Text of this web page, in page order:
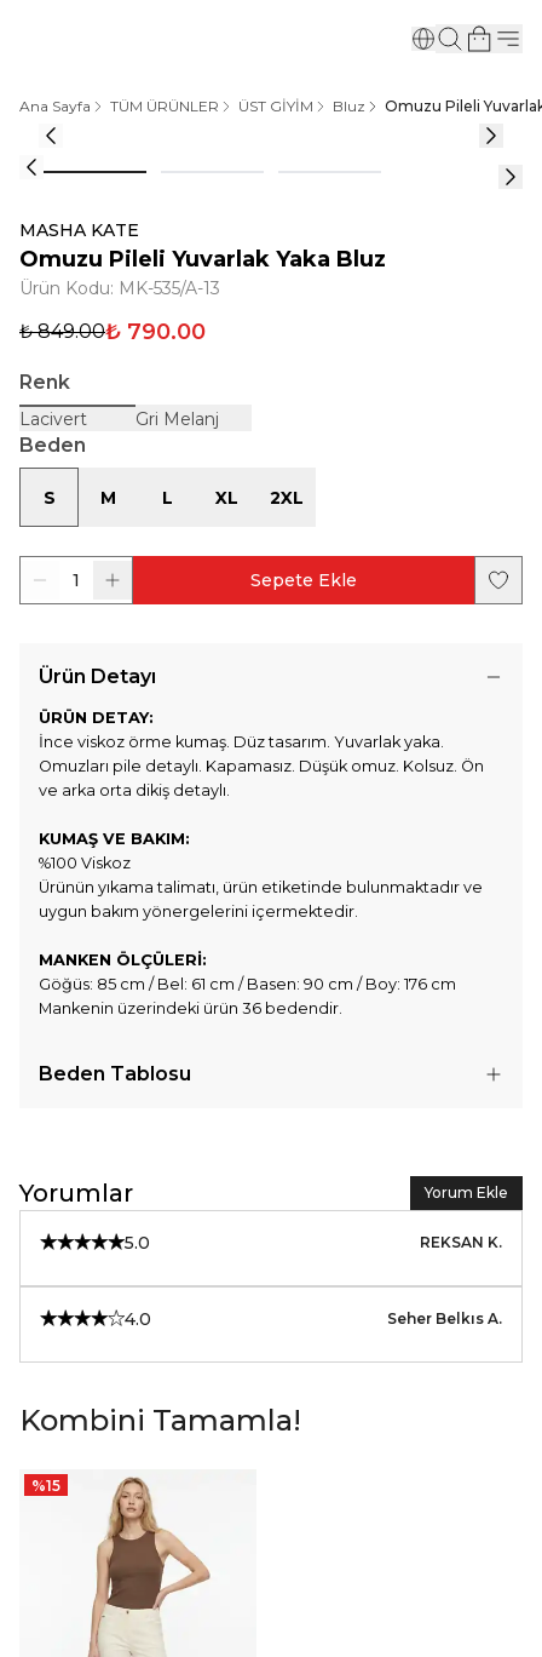
Ana Sayfa TÜM ÜRÜNLER ÜST GİYİM Bluz Omuzu Pileli
MASHA KATE
Omuzu Pileli Yuvarlak Yaka Bluz
Ürün Kodu: MK-535/A-13
₺ 849.00₺ 790.00
Renk
Lacivert Gri Melanj
Beden
S M L XL 2XL
1 Sepete Ekle
Ürün Detayı
ÜRÜN DETAY:
İnce viskoz örme kumaş. Düz tasarım. Yuvarlak yaka.
Omuzları pile detaylı. Kapamasız. Düşük omuz. Kolsuz. Ön
ve arka orta dikiş detaylı.
KUMAŞ VE BAKIM:
%100 Viskoz
Ürünün yıkama talimatı, ürün etiketinde bulunmaktadır ve
uygun bakım yönergelerini içermektedir.
MANKEN ÖLÇÜLERİ:
Göğüs: 85 cm / Bel: 61 cm / Basen: 90 cm / Boy: 176 cm
Mankenin üzerindeki ürün 36 bedendir.
Beden Tablosu
Yorumlar Yorum Ekle
5.0 REKSAN K.
4.0 Seher Belkıs A.
Kombini Tamamla!
%15